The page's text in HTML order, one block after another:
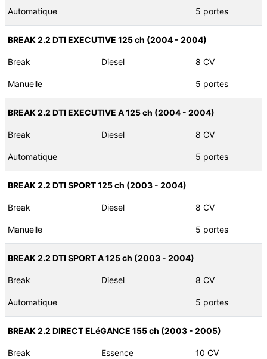
Automatique 5 portes
BREAK 2.2 DTI EXECUTIVE 125 ch (2004 - 2004)
Break Diesel 8 CV
Manuelle 5 portes
BREAK 2.2 DTI EXECUTIVE A 125 ch (2004 - 2004)
Break Diesel 8 CV
Automatique 5 portes
BREAK 2.2 DTI SPORT 125 ch (2003 - 2004)
Break Diesel 8 CV
Manuelle 5 portes
BREAK 2.2 DTI SPORT A 125 ch (2003 - 2004)
Break Diesel 8 CV
Automatique 5 portes
BREAK 2.2 DIRECT ELéGANCE 155 ch (2003 - 2005)
Break Essence 10 CV